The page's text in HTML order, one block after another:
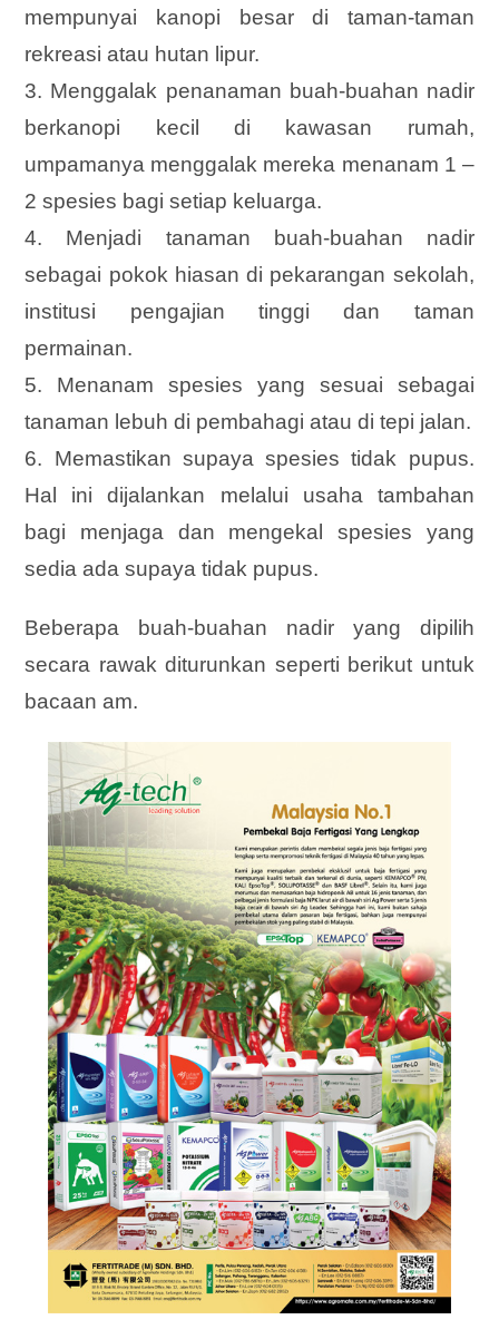
mempunyai kanopi besar di taman-taman
rekreasi atau hutan lipur.
3. Menggalak penanaman buah-buahan nadir
berkanopi kecil di kawasan rumah,
umpamanya menggalak mereka menanam 1 –
2 spesies bagi setiap keluarga.
4. Menjadi tanaman buah-buahan nadir
sebagai pokok hiasan di pekarangan sekolah,
institusi pengajian tinggi dan taman
permainan.
5. Menanam spesies yang sesuai sebagai
tanaman lebuh di pembahagi atau di tepi jalan.
6. Memastikan supaya spesies tidak pupus.
Hal ini dijalankan melalui usaha tambahan
bagi menjaga dan mengekal spesies yang
sedia ada supaya tidak pupus.
Beberapa buah-buahan nadir yang dipilih
secara rawak diturunkan seperti berikut untuk
bacaan am.